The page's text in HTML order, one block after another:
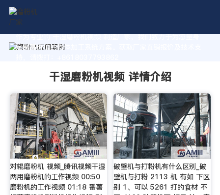
作为专业的 干湿磨粉机视频 制造厂家，我们致力于为您量身
定制高价值的粉体加工系统方案。获取厂家直销报价及技术支
干湿磨粉机视频 详情介绍
对辊磨粉机 视频_腾讯视频干湿
两用磨粉机的工作视频 00:50
磨粉机的工作视频 01:18 番薯
破壁机与打粉机有什么区别_破
壁机与打粉 2113 机 有如 下区
别 1、可以 5261 打的食材 不